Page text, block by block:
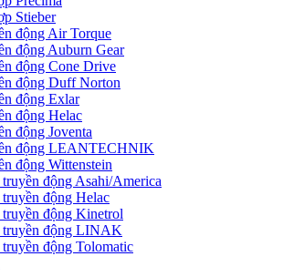
Stieber
động Air Torque
động Auburn Gear
động Cone Drive
động Duff Norton
động Exlar
động Helac
động Joventa
động LEANTECHNIK
động Wittenstein
động Asahi/America
động Helac
động Kinetrol
truyền động LINAK
động Tolomatic